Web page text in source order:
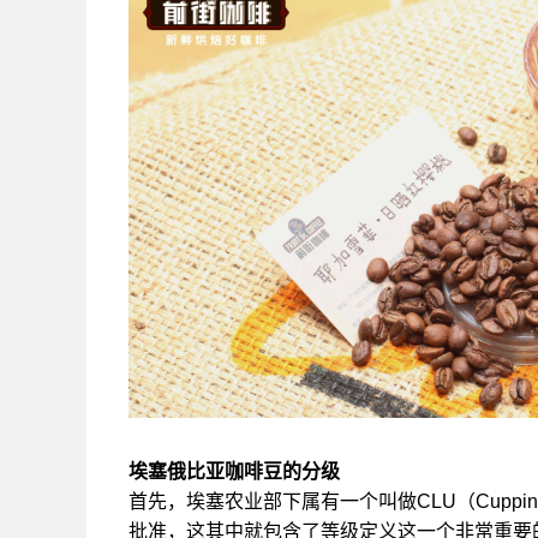
埃塞俄比亚咖啡豆的分级
首先，埃塞农业部下属有一个叫做CLU（
批准，这其中就包含了等级定义这一个非常重